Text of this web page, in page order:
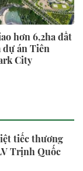
hơn 6,2ha đất
dự án Tiên
City
tiếc thương
Trịnh Quốc